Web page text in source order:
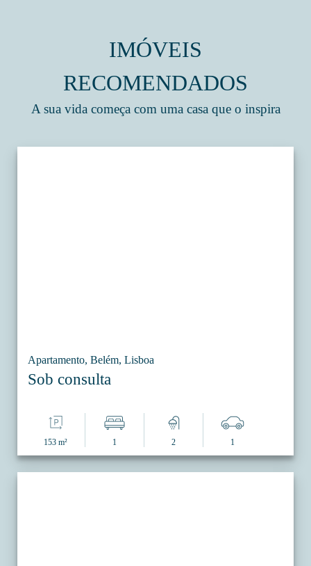
IMÓVEIS
RECOMENDADOS
A sua vida começa com uma casa que o inspira
Apartamento, Belém, Lisboa
Sob consulta
153 m² 1 2 1